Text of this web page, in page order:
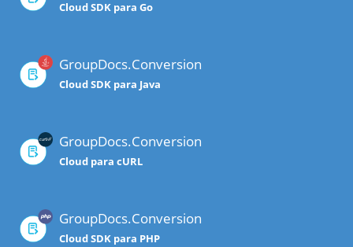
Cloud SDK para Go
GroupDocs.Conversion
Cloud SDK para Java
GroupDocs.Conversion
Cloud para cURL
GroupDocs.Conversion
Cloud SDK para PHP